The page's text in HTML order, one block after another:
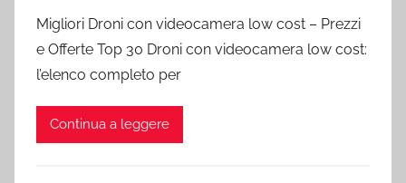
Migliori Droni con videocamera low cost – Prezzi
e Offerte Top 30 Droni con videocamera low cost:
l’elenco completo per
Continua a leggere